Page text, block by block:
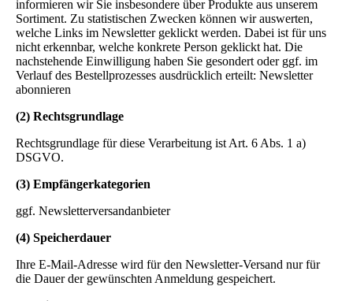
informieren wir Sie insbesondere über Produkte aus unserem
Sortiment. Zu statistischen Zwecken können wir auswerten,
welche Links im Newsletter geklickt werden. Dabei ist für uns
nicht erkennbar, welche konkrete Person geklickt hat. Die
nachstehende Einwilligung haben Sie gesondert oder ggf. im
Verlauf des Bestellprozesses ausdrücklich erteilt: Newsletter
abonnieren
(2) Rechtsgrundlage
Rechtsgrundlage für diese Verarbeitung ist Art. 6 Abs. 1 a)
DSGVO.
(3) Empfängerkategorien
ggf. Newsletterversandanbieter
(4) Speicherdauer
Ihre E-Mail-Adresse wird für den Newsletter-Versand nur für
die Dauer der gewünschten Anmeldung gespeichert.